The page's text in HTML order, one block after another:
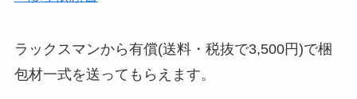
ラックスマンから有償(送料・税抜で3,500円)で梱
包材一式を送ってもらえます。